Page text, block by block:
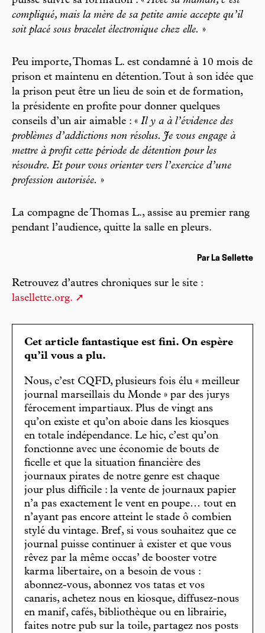
compliqué, mais la mère de sa petite amie accepte qu’il
soit placé sous bracelet électronique chez elle. »
Peu importe, Thomas L. est condamné à 10 mois de
prison et maintenu en détention. Tout à son idée que
la prison peut être un lieu de soin et de formation,
la présidente en profite pour donner quelques
conseils d’un air aimable : « Il y a à l’évidence des
problèmes d’addictions non résolus. Je vous engage à
mettre à profit cette période de détention pour les
résoudre. Et pour vous orienter vers l’exercice d’une
profession autorisée. »
La compagne de Thomas L., assise au premier rang
pendant l’audience, quitte la salle en pleurs.
Par La Sellette
Retrouvez d’autres chroniques sur le site :
lasellette.org.
Cet article fantastique est fini. On espère
qu’il vous a plu.
Nous, c’est CQFD, plusieurs fois élu « meilleur
journal marseillais du Monde » par des jurys
férocement impartiaux. Plus de vingt ans
qu’on existe et qu’on aboie dans les kiosques
en totale indépendance. Le hic, c’est qu’on
fonctionne avec une économie de bouts de
ficelle et que la situation financière des
journaux pirates de notre genre est chaque
jour plus difficile : la vente de journaux papier
n’a pas exactement le vent en poupe… tout en
n’ayant pas encore atteint le stade ô combien
stylé du vintage. Bref, si vous souhaitez que ce
journal puisse continuer à exister et que vous
rêvez par la même occas’ de booster votre
karma libertaire, on a besoin de vous :
abonnez-vous, abonnez vos tatas et vos
canaris, achetez nous en kiosque, diffusez-nous
en manif, cafés, bibliothèque ou en librairie,
faites notre pub sur la toile, partagez nos posts